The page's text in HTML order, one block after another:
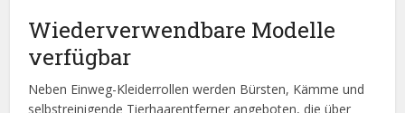
Wiederverwendbare Modelle
verfügbar
Neben Einweg-Kleiderrollen werden Bürsten, Kämme und
selbstreinigende Tierhaarentferner angeboten, die über